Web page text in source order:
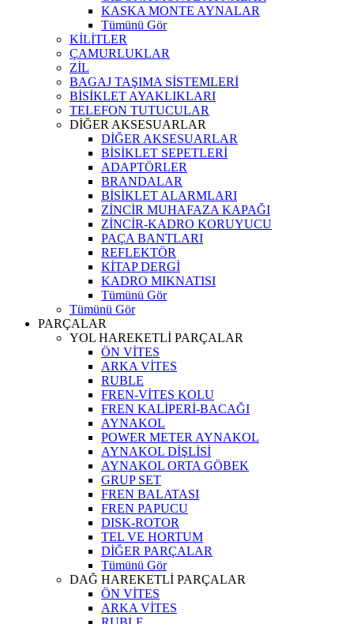
KASKA MONTE AYNALAR
Tümünü Gör
KİLİTLER
ÇAMURLUKLAR
ZİL
BAGAJ TAŞIMA SİSTEMLERİ
BİSİKLET AYAKLIKLARI
TELEFON TUTUCULAR
DİĞER AKSESUARLAR
DİĞER AKSESUARLAR
BİSİKLET SEPETLERİ
ADAPTÖRLER
BRANDALAR
BİSİKLET ALARMLARI
ZİNCİR MUHAFAZA KAPAĞI
ZİNCİR-KADRO KORUYUCU
PAÇA BANTLARI
REFLEKTÖR
KİTAP DERGİ
KADRO MIKNATISI
Tümünü Gör
Tümünü Gör
PARÇALAR
YOL HAREKETLİ PARÇALAR
ÖN VİTES
ARKA VİTES
RUBLE
FREN-VİTES KOLU
FREN KALİPERİ-BACAĞI
AYNAKOL
POWER METER AYNAKOL
AYNAKOL DİŞLİSİ
AYNAKOL ORTA GÖBEK
GRUP SET
FREN BALATASI
FREN PAPUCU
DISK-ROTOR
TEL VE HORTUM
DİĞER PARÇALAR
Tümünü Gör
DAĞ HAREKETLİ PARÇALAR
ÖN VİTES
ARKA VİTES